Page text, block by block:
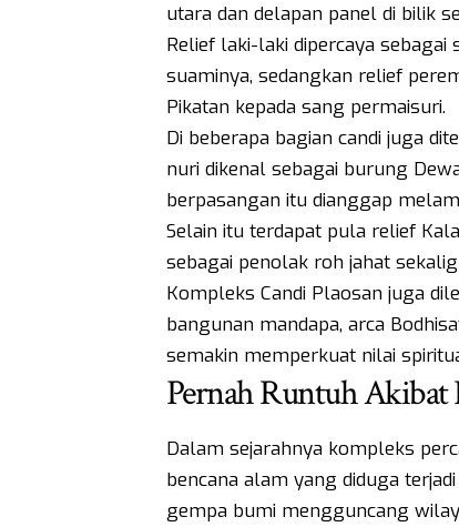
utara dan delapan panel di bilik
Relief laki-laki dipercaya
suaminya, sedangkan relief
Pikatan kepada sang permaisuri.
Di beberapa bagian candi juga
nuri dikenal sebagai burung
berpasangan itu dianggap
Selain itu terdapat pula relief
sebagai penolak roh jahat
Kompleks Candi Plaosan juga
bangunan mandapa, arca
semakin memperkuat nilai
Pernah Runtuh Akibat
Dalam sejarahnya kompleks
bencana alam yang diduga
gempa bumi mengguncang